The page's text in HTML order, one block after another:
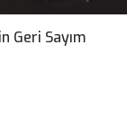
Geri Sayım